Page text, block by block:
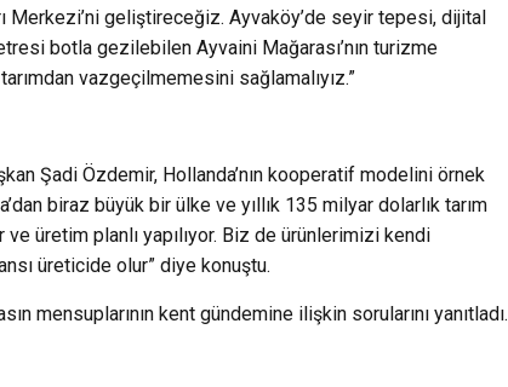
Merkezi’ni geliştireceğiz. Ayvaköy’de seyir tepesi, dijital
botla gezilebilen Ayvaini Mağarası’nın turizme
vazgeçilmemesini sağlamalıyız.”
Şadi Özdemir, Hollanda’nın kooperatif modelini örnek
biraz büyük bir ülke ve yıllık 135 milyar dolarlık tarım
ve üretim planlı yapılıyor. Biz de ürünlerimizi kendi
üreticide olur” diye konuştu.
mensuplarının kent gündemine ilişkin sorularını yanıtladı.